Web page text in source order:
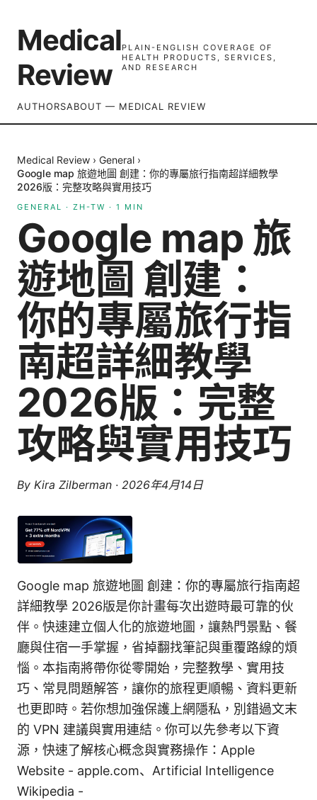
Medical
Review
PLAIN-ENGLISH COVERAGE OF
HEALTH PRODUCTS, SERVICES,
AND RESEARCH
AUTHORSABOUT — MEDICAL REVIEW
Medical Review › General ›
Google map 旅遊地圖 創建：你的專屬旅行指南超詳細教學
2026版：完整攻略與實用技巧
GENERAL · ZH-TW · 1 MIN
Google map 旅
遊地圖 創建：
你的專屬旅行指
南超詳細教學
2026版：完整
攻略與實用技巧
By Kira Zilberman · 2026年4月14日
Google map 旅遊地圖 創建：你的專屬旅行指南超
詳細教學 2026版是你計畫每次出遊時最可靠的伙
伴。快速建立個人化的旅遊地圖，讓熱門景點、餐
廳與住宿一手掌握，省掉翻找筆記與重覆路線的煩
惱。本指南將帶你從零開始，完整教學、實用技
巧、常見問題解答，讓你的旅程更順暢、資料更新
也更即時。若你想加強保護上網隱私，別錯過文末
的 VPN 建議與實用連結。你可以先參考以下資
源，快速了解核心概念與實務操作：Apple
Website - apple.com、Artificial Intelligence
Wikipedia -